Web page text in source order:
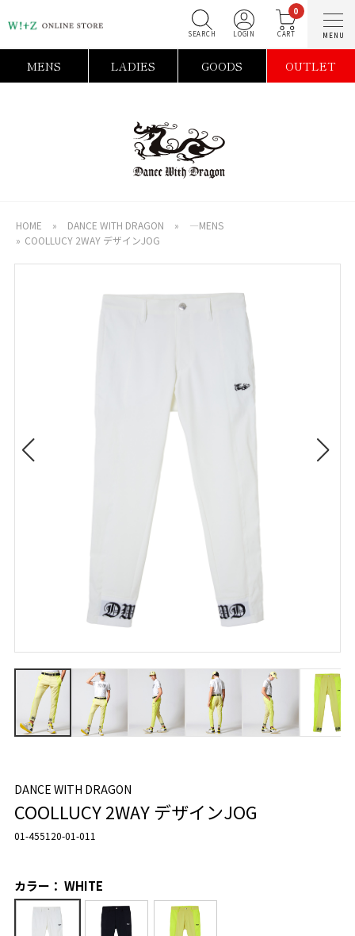
0
MENS LADIES GOODS OUTLET
HOME » DANCE WITH DRAGON »
―MENS
» COOLLUCY 2WAY デザインJOG
DANCE WITH DRAGON
COOLLUCY 2WAY デザインJOG
01-455120-01-011
カラー： WHITE